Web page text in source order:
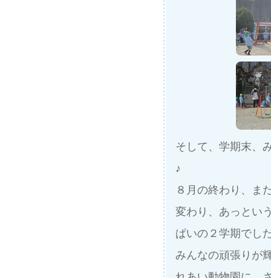
そして、学期末、
♪
８月の終わり、ま
変わり、あっとい
ぱいの２学期でし
みんなの頑張りが